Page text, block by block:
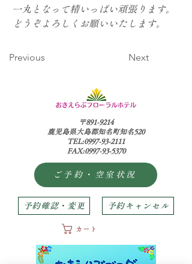
一丸となって精いっぱい頑張ります。
どうぞよろしくお願いいたします。
Previous Next
〒891-9214
鹿児島県大島郡知名町知名520
TEL:0997-93-2111
FAX:0997-93-5370
ご予約・空室状況
予約確認・変更 予約キャンセル
カート